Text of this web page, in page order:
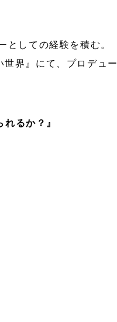
としての経験を積む。
界』にて、プロデュー
るか？』